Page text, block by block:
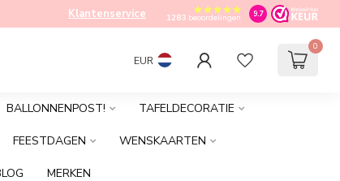
Klantenservice 1283beoordelingen 9.7
EUR
0
BALLONNENPOST! TAFELDECORATIE
FEESTDAGEN WENSKAARTEN
MERKEN